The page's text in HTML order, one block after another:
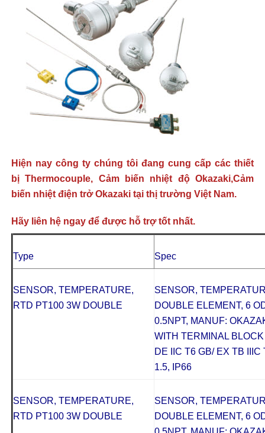
Hiện nay công ty chúng tôi đang cung cấp các thiết
bị Thermocouple, Cảm biến nhiệt độ Okazaki,Cảm
biến nhiệt điện trở Okazaki tại thị trường Việt Nam.
Hãy liên hệ ngay để được hỗ trợ tốt nhất.
Type Spec
SENSOR, TEMPERATURE,
RTD PT100 3W DOUBLE
SENSOR,
DOUBLE ELEMENT, 6
0.5NPT, MANUF:
WITH TERMINAL
DE IIC T6 GB/ EX TB
1.5, IP66
SENSOR, TEMPERATURE,
RTD PT100 3W DOUBLE
SENSOR,
DOUBLE ELEMENT, 6